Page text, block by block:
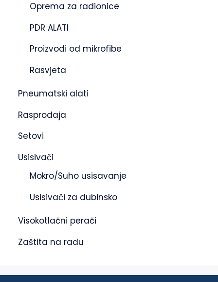
Oprema za radionice
PDR ALATI
Proizvodi od mikrofibe
Rasvjeta
Pneumatski alati
Rasprodaja
Setovi
Usisivači
Mokro/Suho usisavanje
Usisivači za dubinsko
Visokotlačni perači
Zaštita na radu